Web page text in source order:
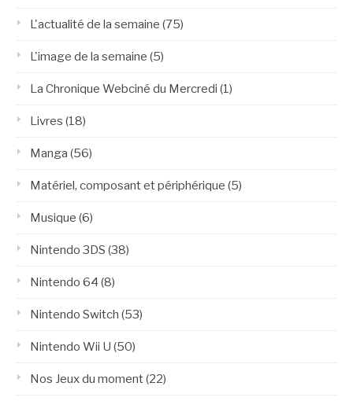
L'actualité de la semaine (75)
L'image de la semaine (5)
La Chronique Webciné du Mercredi (1)
Livres (18)
Manga (56)
Matériel, composant et périphérique (5)
Musique (6)
Nintendo 3DS (38)
Nintendo 64 (8)
Nintendo Switch (53)
Nintendo Wii U (50)
Nos Jeux du moment(22)